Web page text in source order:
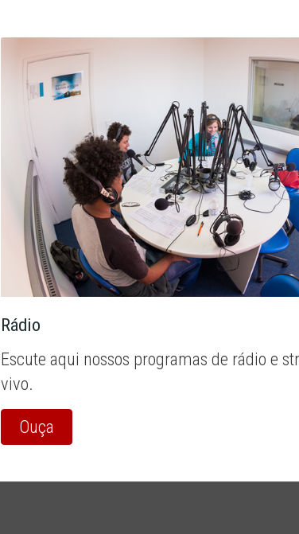
Rádio
Escute aqui nossos programas de rádio e
vivo.
Ouça